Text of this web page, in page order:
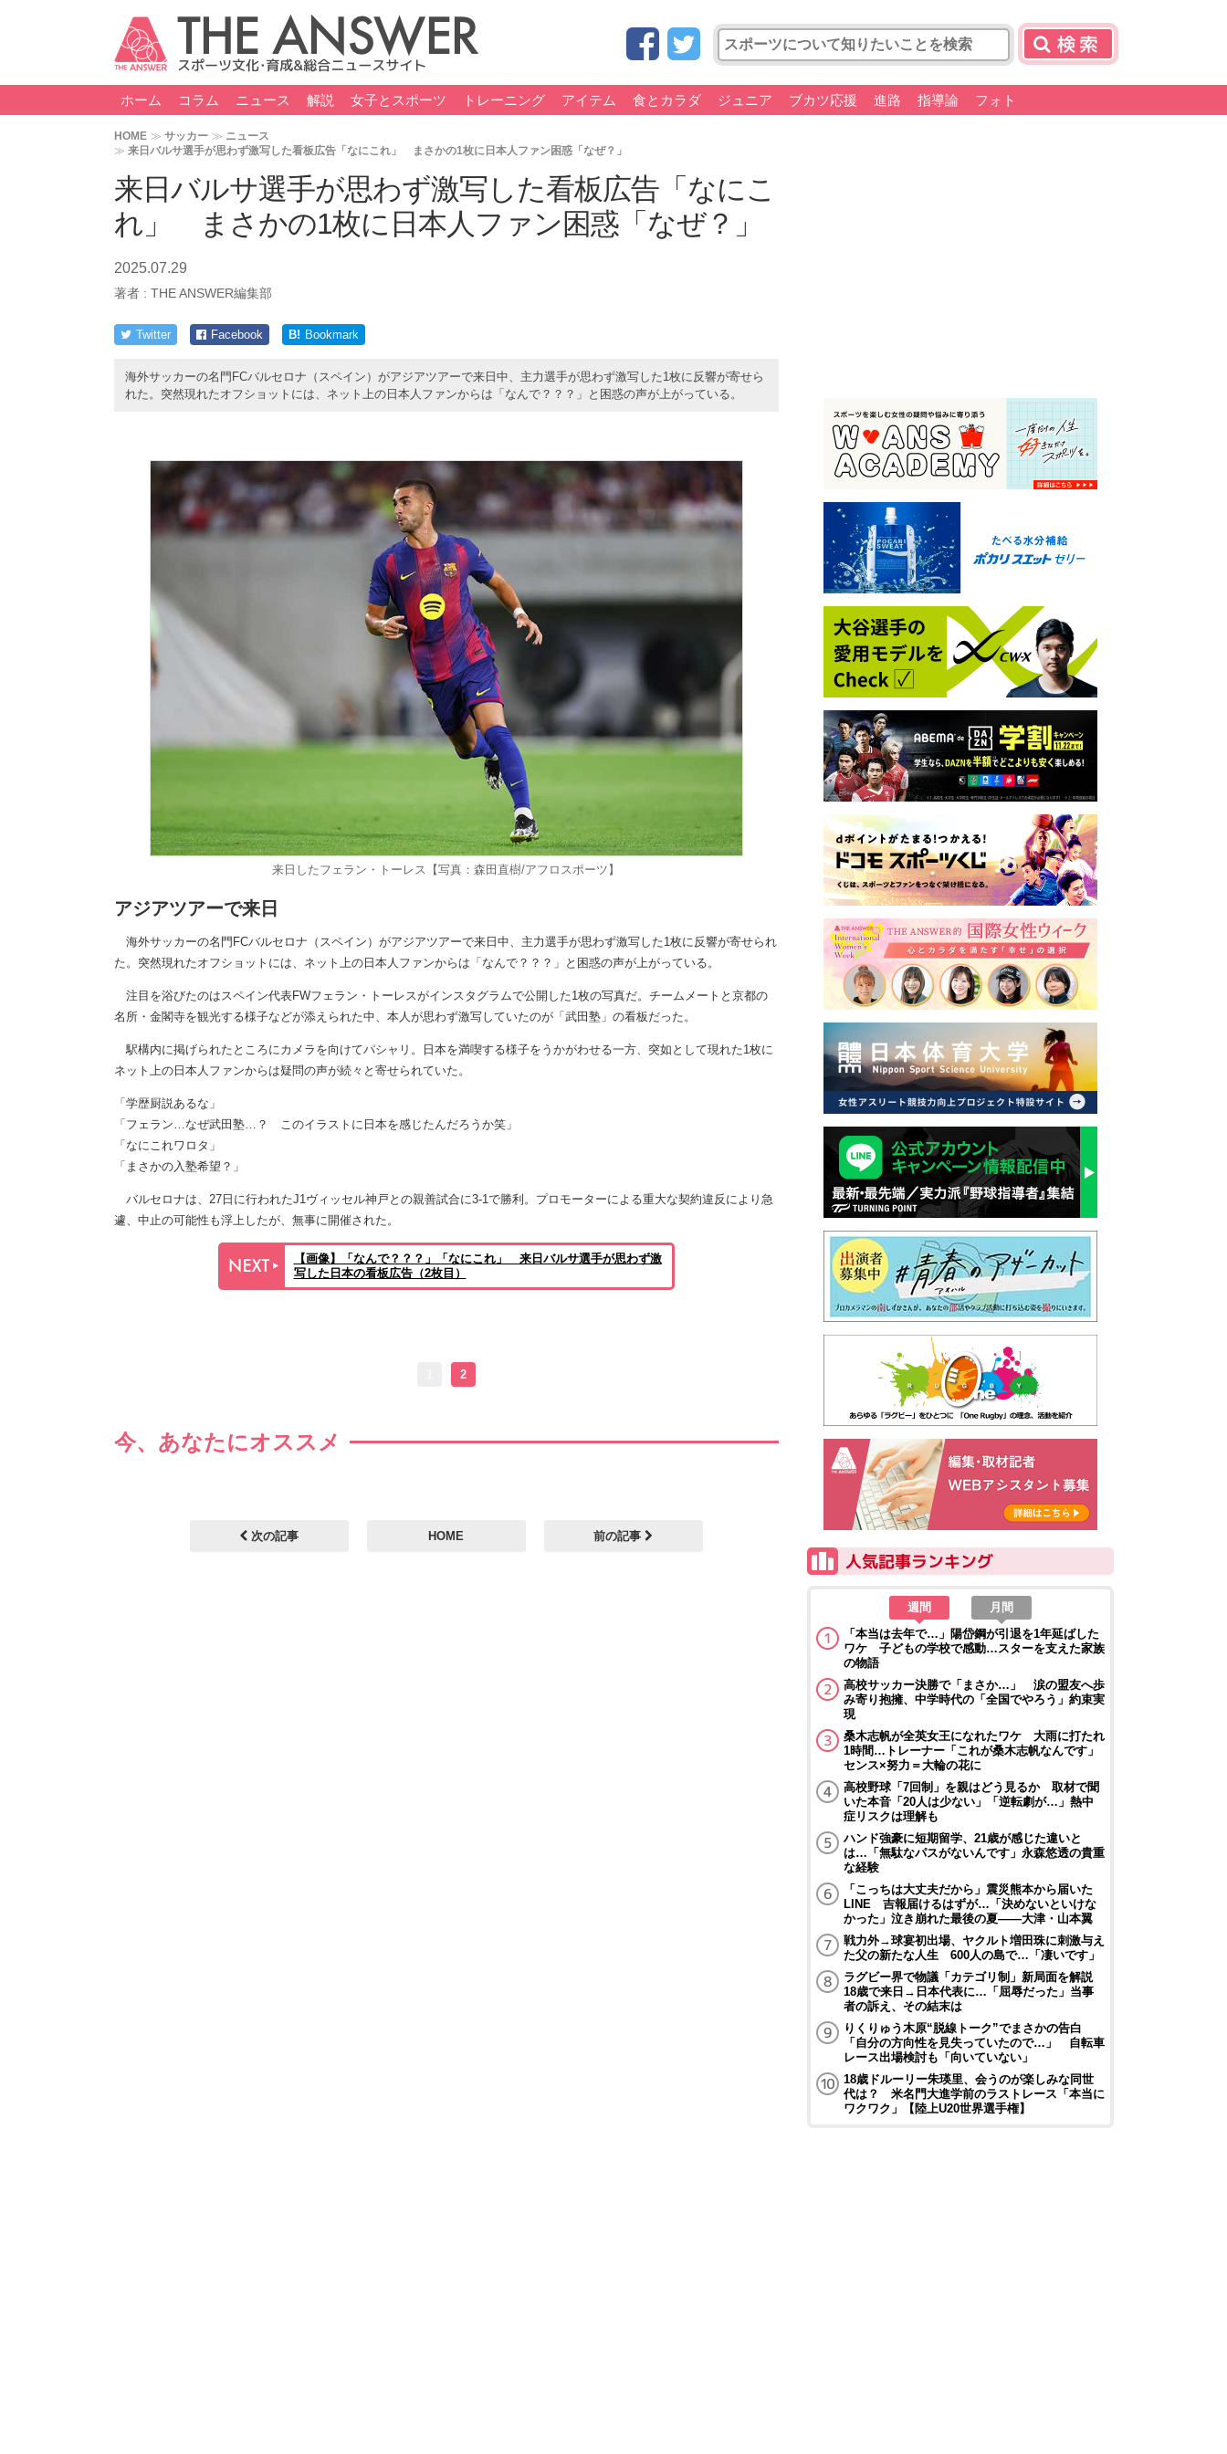
ホーム コラム ニュース 解説 女子とスポーツ トレーニング アイテム 食とカラダ ジュニア ブカツ応援 進路 指導論 フォト
HOME サッカー
ニュース
来日バルサ選手が思わず激写した看板広告「なにこれ」 まさかの1枚に日本人ファン困惑「なぜ？」
来日バルサ選手が思わず激写した看板広告「なにこ
れ」 まさかの1枚に日本人ファン困惑「なぜ？」
2025.07.29
著者 : THE ANSWER編集部
Twitter Facebook B! Bookmark
海外サッカーの名門FCバルセロナ（スペイン）がアジアツアーで来日中、主力選手が思わず激写した1枚に反響が寄せら
れた。突然現れたオフショットには、ネット上の日本人ファンからは「なんで？？？」と困惑の声が上がっている。
来日したフェラン・トーレス【写真：森田直樹/アフロスポーツ】
アジアツアーで来日
海外サッカーの名門FCバルセロナ（スペイン）がアジアツアーで来日中、主力選手が思わず激写した1枚に反響が寄せられ
た。突然現れたオフショットには、ネット上の日本人ファンからは「なんで？？？」と困惑の声が上がっている。
注目を浴びたのはスペイン代表FWフェラン・トーレスがインスタグラムで公開した1枚の写真だ。チームメートと京都の
名所・金閣寺を観光する様子などが添えられた中、本人が思わず激写していたのが「武田塾」の看板だった。
駅構内に掲げられたところにカメラを向けてパシャリ。日本を満喫する様子をうかがわせる一方、突如として現れた1枚に
ネット上の日本人ファンからは疑問の声が続々と寄せられていた。
「学歴厨説あるな」
「フェラン…なぜ武田塾…？ このイラストに日本を感じたんだろうか笑」
「なにこれワロタ」
「まさかの入塾希望？」
バルセロナは、27日に行われたJ1ヴィッセル神戸との親善試合に3-1で勝利。プロモーターによる重大な契約違反により急
遽、中止の可能性も浮上したが、無事に開催された。
【画像】「なんで？？？」「なにこれ」 来日バルサ選手が思わず激
写した日本の看板広告（2枚目）
2
今、あなたにオススメ
次の記事 HOME 前の記事
週間
月間
「本当は去年で…」陽岱鋼が引退を1年延ばした
ワケ 子どもの学校で感動…スターを支えた家族
の物語
高校サッカー決勝で「まさか…」 涙の盟友へ歩
み寄り抱擁、中学時代の「全国でやろう」約束実
現
桑木志帆が全英女王になれたワケ 大雨に打たれ
1時間…トレーナー「これが桑木志帆なんです」
センス×努力＝大輪の花に
高校野球「7回制」を親はどう見るか 取材で聞
いた本音「20人は少ない」「逆転劇が…」熱中
症リスクは理解も
ハンド強豪に短期留学、21歳が感じた違いと
は…「無駄なパスがないんです」永森悠透の貴重
な経験
「こっちは大丈夫だから」震災熊本から届いた
LINE 吉報届けるはずが…「決めないといけな
かった」泣き崩れた最後の夏――大津・山本翼
戦力外→球宴初出場、ヤクルト増田珠に刺激与え
た父の新たな人生 600人の島で…「凄いです」
ラグビー界で物議「カテゴリ制」新局面を解説
18歳で来日→日本代表に…「屈辱だった」当事
者の訴え、その結末は
りくりゅう木原“脱線トーク”でまさかの告白
「自分の方向性を見失っていたので…」 自転車
レース出場検討も「向いていない」
18歳ドルーリー朱瑛里、会うのが楽しみな同世
代は？ 米名門大進学前のラストレース「本当に
ワクワク」【陸上U20世界選手権】